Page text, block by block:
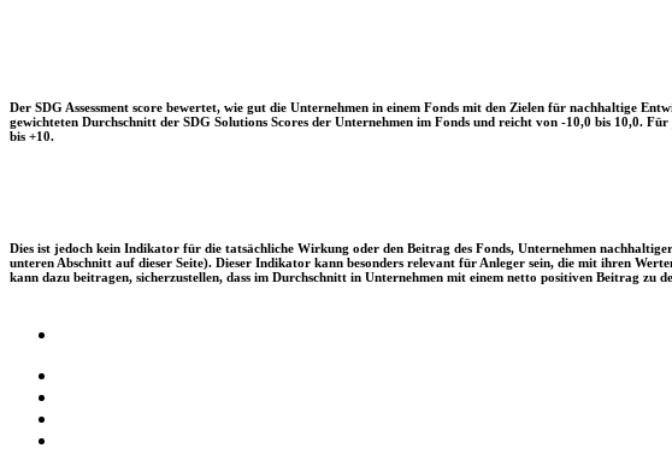
Der SDG Assessment score bewertet, wie gut die Unternehmen in einem Fonds mit den Zielen für nachhaltige
gewichteten Durchschnitt der SDG Solutions Scores der Unternehmen im Fonds und reicht von -10,0 bis 10,0.
bis +10.
Dies ist jedoch kein Indikator für die tatsächliche Wirkung oder den Beitrag des Fonds, Unternehmen
unteren Abschnitt auf dieser Seite). Dieser Indikator kann besonders relevant für Anleger sein, die mit ihren
kann dazu beitragen, sicherzustellen, dass im Durchschnitt in Unternehmen mit einem netto positiven Beitrag